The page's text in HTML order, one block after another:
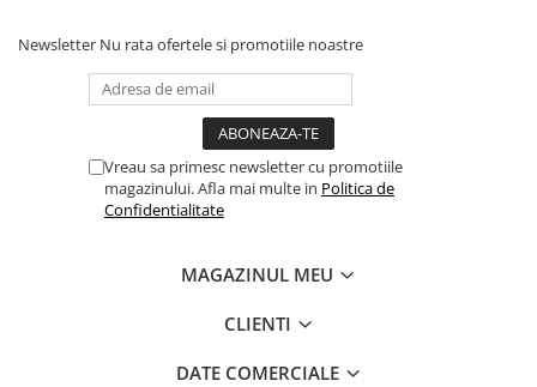
Newsletter Nu rata ofertele si promotiile noastre
Vreau sa primesc newsletter cu promotiile
magazinului. Afla mai multe in Politica de
Confidentialitate
MAGAZINUL MEU
CLIENTI
DATE COMERCIALE